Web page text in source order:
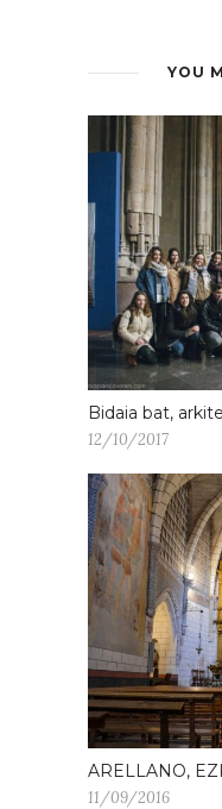
YOU
Bidaia bat,
12/10/2017
ARELLANO,
11/09/2016